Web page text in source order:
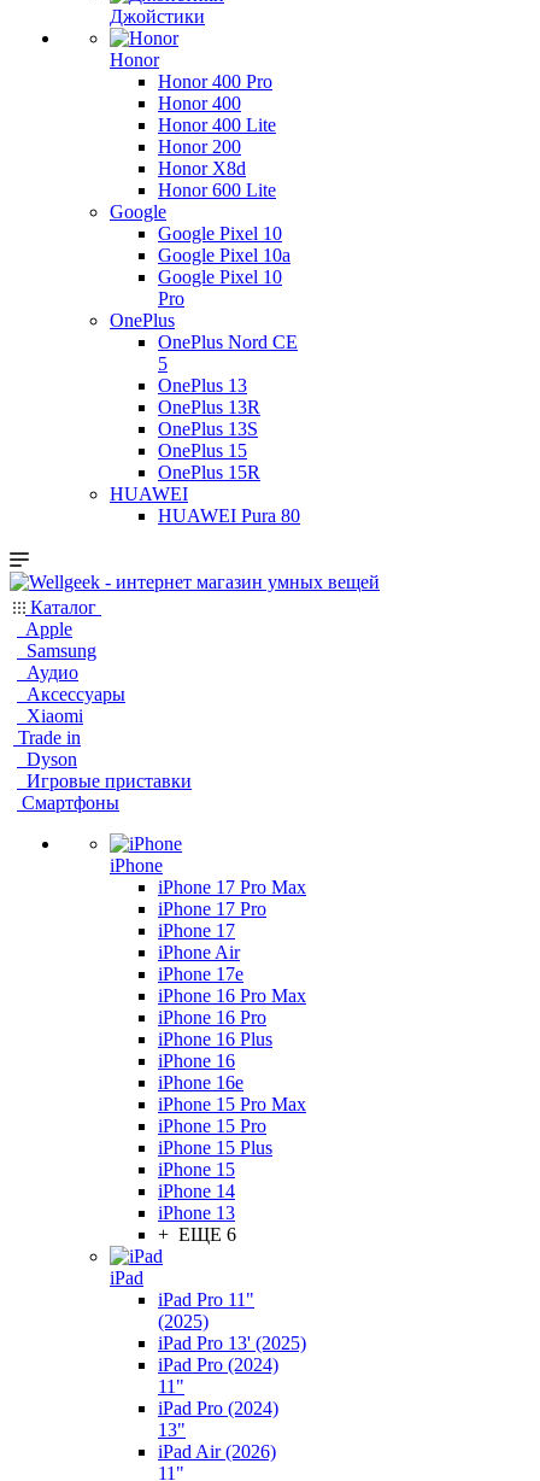
Джойстики
Honor
Honor 400 Pro
Honor 400
Honor 400 Lite
Honor 200
Honor X8d
Honor 600 Lite
Google
Google Pixel 10
Google Pixel 10a
Google Pixel 10
Pro
OnePlus
OnePlus Nord CE
5
OnePlus 13
OnePlus 13R
OnePlus 13S
OnePlus 15
OnePlus 15R
HUAWEI
HUAWEI Pura 80
Каталог
Apple
Samsung
Аудио
Аксессуары
Xiaomi
Trade in
Dyson
Игровые приставки
Смартфоны
iPhone
iPhone 17 Pro Max
iPhone 17 Pro
iPhone 17
iPhone Air
iPhone 17e
iPhone 16 Pro Max
iPhone 16 Pro
iPhone 16 Plus
iPhone 16
iPhone 16e
iPhone 15 Pro Max
iPhone 15 Pro
iPhone 15 Plus
iPhone 15
iPhone 14
iPhone 13
+ ЕЩЕ 6
iPad
iPad Pro 11"
(2025)
iPad Pro 13' (2025)
iPad Pro (2024)
11"
iPad Pro (2024)
13"
iPad Air (2026)
11"